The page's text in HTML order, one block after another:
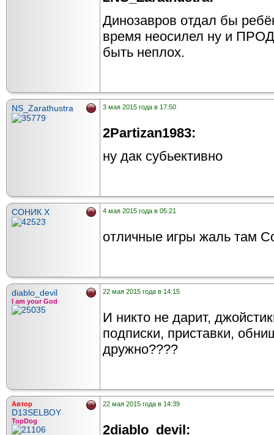
Динозавров отдал бы
время неосилел ну и
быть неплох.
NS_Zarathustra 3 мая 2015 года в 17:50
2Partizan1983:
ну дак субьективно
СОНИК X 4 мая 2015 года в 05:21
отличные игры жаль там
diablo_devil
I am your God
22 мая 2015 года в 14:15
И никто не дарит,
подписки, приставки,
дружно????
Автор
D13SELBOY
TopDog
22 мая 2015 года в 14:39
2diablo_devil: